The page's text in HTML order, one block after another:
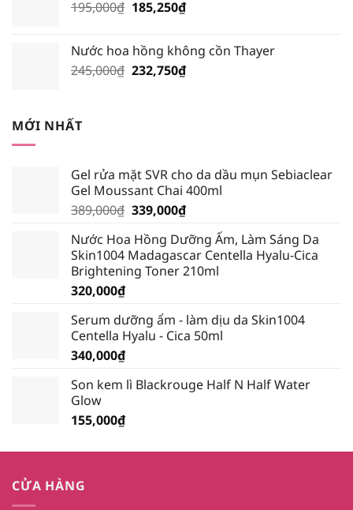
210,000₫.là:
195,000₫ Giá
195,000₫.
185,250₫Giá
là:
185,250₫.
Nước hoa hồng không cồn Thayer
245,000₫ Giá
232,750₫Giá
MỚI NHẤT
Gel rửa mặt SVR cho da dầu mụn Sebiaclear
Gel Moussant Chai 400ml
389,000₫ Giá
là:
389,000₫.
339,000₫Giá
tại
là:
339,000₫.
Nước Hoa Hồng Dưỡng Ẩm, Làm Sáng Da
Skin1004 Madagascar Centella Hyalu-Cica
Brightening Toner 210ml
320,000₫
Serum dưỡng ẩm - làm dịu da Skin1004
Centella Hyalu - Cica 50ml
340,000₫
Son kem lì Blackrouge Half N Half Water
Glow
155,000₫
CỬA HÀNG